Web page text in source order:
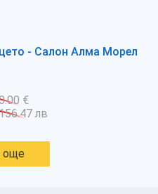
- Салон Алма Морел
€
лв
още